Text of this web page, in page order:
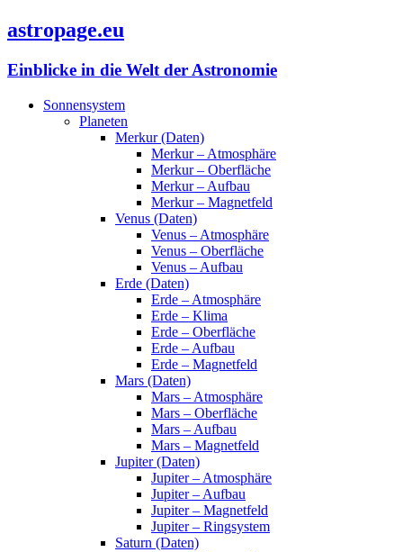
astropage.eu
Einblicke in die Welt der Astronomie
Sonnensystem
Planeten
Merkur (Daten)
Merkur – Atmosphäre
Merkur – Oberfläche
Merkur – Aufbau
Merkur – Magnetfeld
Venus (Daten)
Venus – Atmosphäre
Venus – Oberfläche
Venus – Aufbau
Erde (Daten)
Erde – Atmosphäre
Erde – Klima
Erde – Oberfläche
Erde – Aufbau
Erde – Magnetfeld
Mars (Daten)
Mars – Atmosphäre
Mars – Oberfläche
Mars – Aufbau
Mars – Magnetfeld
Jupiter (Daten)
Jupiter – Atmosphäre
Jupiter – Aufbau
Jupiter – Magnetfeld
Jupiter – Ringsystem
Saturn (Daten)